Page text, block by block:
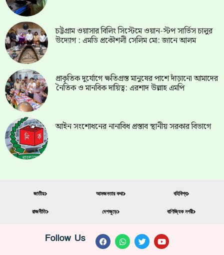
চট্টগ্রাম ওয়াসার বিলিং সিস্টেমে ওয়ান-স্টপ সার্ভিস চালুর
উদ্যোগ : এমডি প্রকৌশলী সেলিম মো: জানে আলম
প্রাকৃতিক দুর্যোগে ক্ষতিগ্রস্ত মানুষের পাশে দাঁড়ানো আমাদের
নৈতিক ও মানবিক দায়িত্ব: এরশাদ উল্লাহ এমপি
আইন সংশোধনের নানাবিধ প্রস্তাব স্থানীয় সরকার বিভাগে
জাতীয়
রাজনীতি
আমজনতার কথা
দেশজুড়ে
বহিবিশ্ব
বাণিজ্যিক নগরী
Follow Us